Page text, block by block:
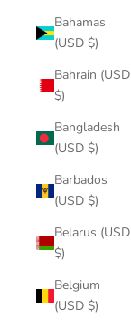
Bahamas
(USD $)
Bahrain (USD
$)
Bangladesh
(USD $)
Barbados
(USD $)
Belarus (USD
$)
Belgium
(USD $)